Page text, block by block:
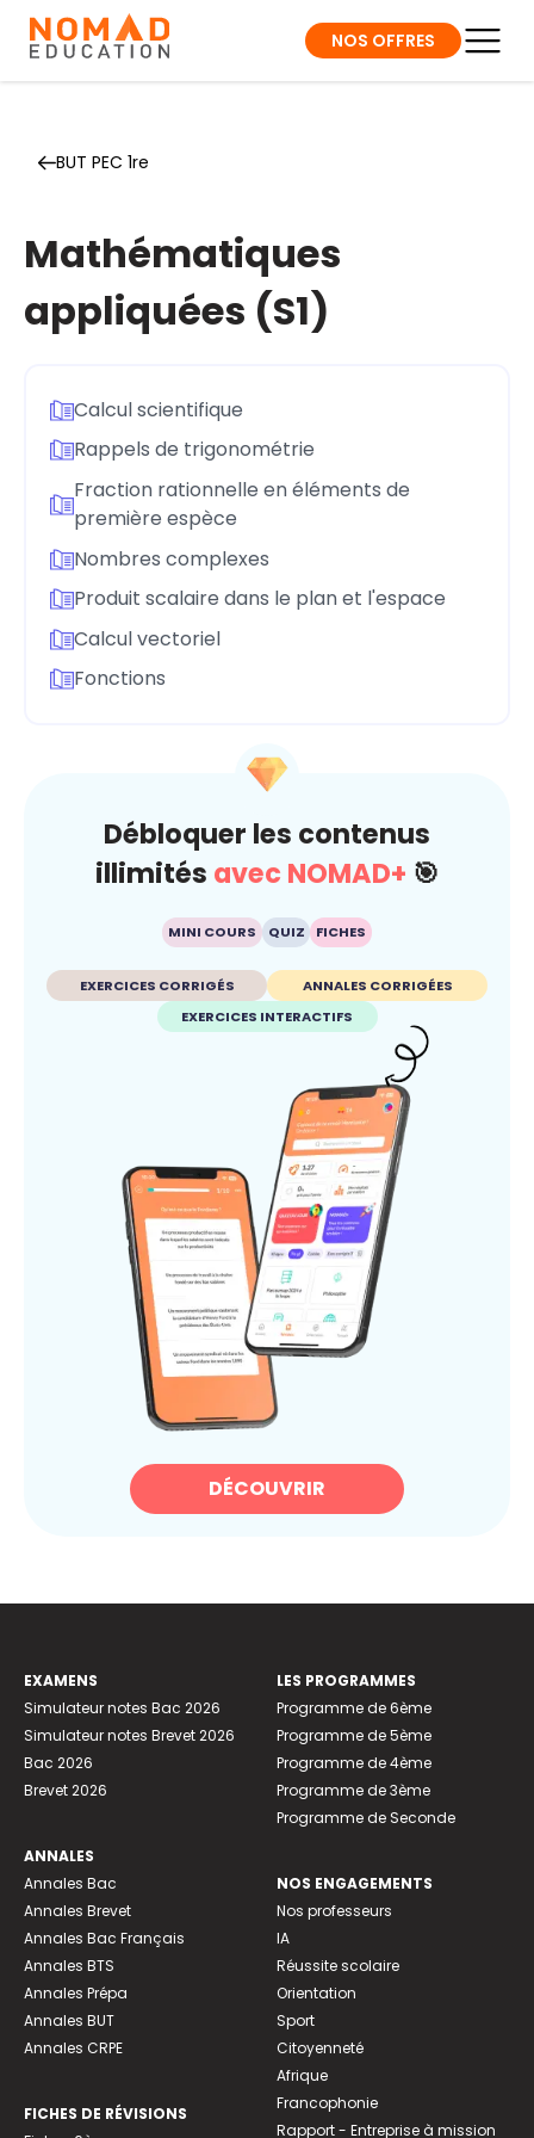
NOS OFFRES
BUT PEC 1re
Mathématiques
appliquées (S1)
Calcul scientifique
Rappels de trigonométrie
Fraction rationnelle en éléments de
première espèce
Nombres complexes
Produit scalaire dans le plan et l'espace
Calcul vectoriel
Fonctions
Débloquer les contenus
illimités avec NOMAD+ 🎯
MINI COURS QUIZ FICHES
EXERCICES CORRIGÉS
ANNALES CORRIGÉES
EXERCICES INTERACTIFS
DÉCOUVRIR
EXAMENS
Simulateur notes Bac 2026
Simulateur notes Brevet 2026
Bac 2026
Brevet 2026
ANNALES
Annales Bac
Annales Brevet
Annales Bac Français
Annales BTS
Annales Prépa
Annales BUT
Annales CRPE
FICHES DE RÉVISIONS
LES PROGRAMMES
Programme de 6ème
Programme de 5ème
Programme de 4ème
Programme de 3ème
Programme de Seconde
NOS ENGAGEMENTS
Nos professeurs
IA
Réussite scolaire
Orientation
Sport
Citoyenneté
Afrique
Francophonie
Rapport - Entreprise à mission